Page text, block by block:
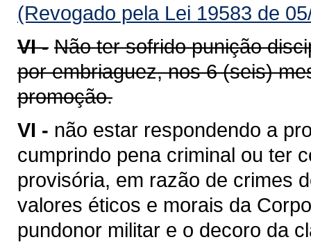
(Revogado pela Lei 19583 de
VI - Não ter sofrido punição
por embriaguez, nos 6 (seis)
promoção.
VI - não estar respondendo a
cumprindo pena criminal ou ter
provisória, em razão de crimes
valores éticos e morais da
pundonor militar e o decoro da